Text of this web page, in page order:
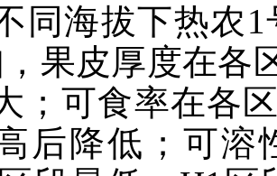
同海拔下热农
果皮厚度在各
；可食率在各
后降低；可溶